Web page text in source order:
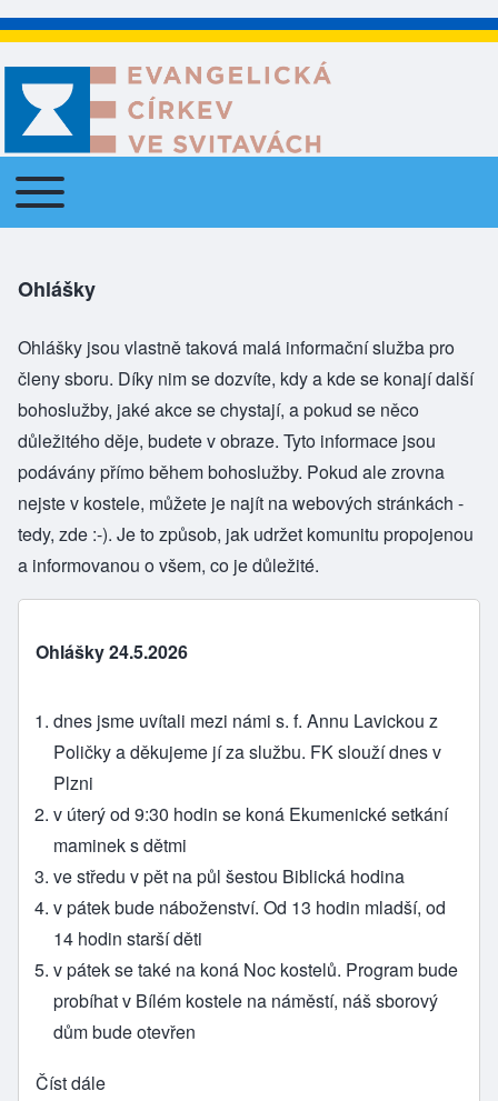
Main navigation
Toggle main menu
Ohlášky
Ohlášky jsou vlastně taková malá informační služba pro
členy sboru. Díky nim se dozvíte, kdy a kde se konají další
bohoslužby, jaké akce se chystají, a pokud se něco
důležitého děje, budete v obraze. Tyto informace jsou
podávány přímo během bohoslužby. Pokud ale zrovna
nejste v kostele, můžete je najít na webových stránkách -
tedy, zde :-). Je to způsob, jak udržet komunitu propojenou
a informovanou o všem, co je důležité.
Ohlášky 24.5.2026
dnes jsme uvítali mezi námi s. f. Annu Lavickou z
Poličky a děkujeme jí za službu. FK slouží dnes v
Plzni
v úterý od 9:30 hodin se koná Ekumenické setkání
maminek s dětmi
ve středu v pět na půl šestou Biblická hodina
v pátek bude náboženství. Od 13 hodin mladší, od
14 hodin starší děti
v pátek se také na koná Noc kostelů. Program bude
probíhat v Bílém kostele na náměstí, náš sborový
dům bude otevřen
Číst dále